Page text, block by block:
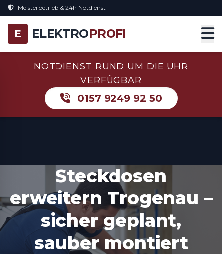
Meisterbetrieb & 24h Notdienst
E ELEKTROPROFI
NOTDIENST RUND UM DIE UHR
VERFÜGBAR
0157 9249 92 50
Steckdosen
erweitern Trogenau –
sicher geplant,
sauber montiert